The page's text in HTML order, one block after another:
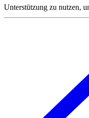
Unterstützung zu nutzen,